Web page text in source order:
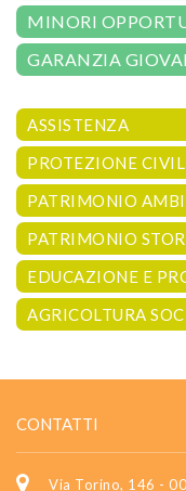
MINORI
GARANZIA
ASSISTENZA
PROTEZIONE
PATRIMONIO
PATRIMONIO
EDUCAZIONE E
AGRICOLTURA
CONTATTI
Via Torino, 146 -